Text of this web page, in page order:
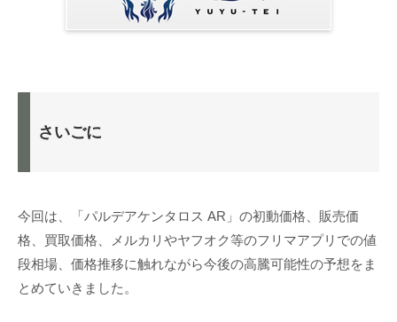
さいごに
今回は、「パルデアケンタロス AR」の初動価格、販売価
格、買取価格、メルカリやヤフオク等のフリマアプリでの値
段相場、価格推移に触れながら今後の高騰可能性の予想をま
とめていきました。